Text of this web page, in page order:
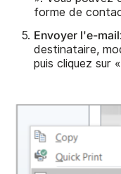
forme de
Envoyer l'e-mail
destinataire,
puis cliquez sur